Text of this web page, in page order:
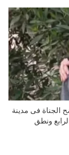
الجناة فى مدينة
ونطق